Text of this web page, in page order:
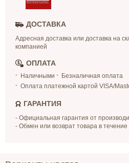
ДОСТАВКА
Адресная доставка или доставка на
компанией
ОПЛАТА
Наличными
Безналичная оплата
Оплата платежной картой VISA/
ГАРАНТИЯ
- Официальная гарантия от
- Обмен или возврат товара в течение